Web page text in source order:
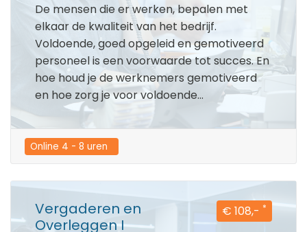
De mensen die er werken, bepalen met
elkaar de kwaliteit van het bedrijf.
Voldoende, goed opgeleid en gemotiveerd
personeel is een voorwaarde tot succes. En
hoe houd je de werknemers gemotiveerd
en hoe zorg je voor voldoende...
Online 4 - 8 uren
Vergaderen en
Overleggen I
€ 108,- *